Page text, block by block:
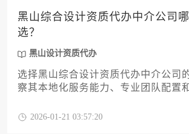
黑山综合设计资质代办中介公司
选？
黑山设计资质代办
选择黑山综合设计资质代办中介公司
察其本地化服务能力、专业团队配置
明度、资源整合效率三大维度，结合
2026-01-21 03:57:20